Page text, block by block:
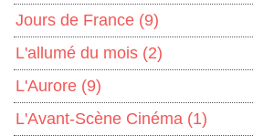
Jours de France (9)
L'allumé du mois (2)
L'Aurore (9)
L'Avant-Scène Cinéma (1)